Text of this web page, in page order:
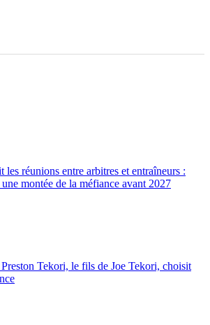
réunions entre arbitres et entraîneurs :
montée de la méfiance avant 2027
Tekori, le fils de Joe Tekori, choisit